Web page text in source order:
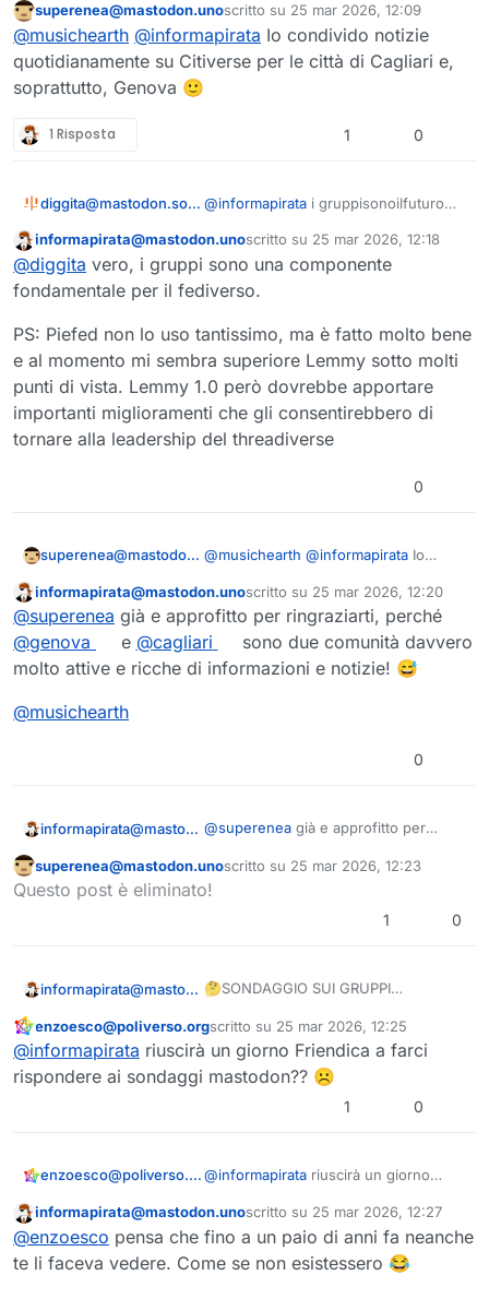
Questo utente è esterno a questo forum
superenea@mastodon.unoscritto su 25 mar 2026, 12:09
ultima modifica di
@musichearth @informapirata Io condivido notizie
quotidianamente su Citiverse per le città di Cagliari e,
soprattutto, Genova 🙂
1 Risposta 1 0
diggita@mastodon.social @informapirata i gruppisonoilfuturo
le istanze italiane di piefed e mbin
anche se oramai lemmy è egemone,
diventato il mastodon dei gruppi.
Questo utente è esterno a questo forum
informapirata@mastodon.unoscritto su 25 mar 2026, 12:18
ultima modifica di
@diggita vero, i gruppi sono una componente
fondamentale per il fediverso.
PS: Piefed non lo uso tantissimo, ma è fatto molto bene
e al momento mi sembra superiore Lemmy sotto molti
punti di vista. Lemmy 1.0 però dovrebbe apportare
importanti miglioramenti che gli consentirebbero di
tornare alla leadership del threadiverse
0
superenea@mastodon.uno @musichearth @informapirata Io
Citiverse per le città di Cagliari e,
soprattutto, Genova 🙂
Questo utente è esterno a questo forum
informapirata@mastodon.unoscritto su 25 mar 2026, 12:20
ultima modifica di
@superenea già e approfitto per ringraziarti, perché
@genova e @cagliari
sono due comunità davvero
molto attive e ricche di informazioni e notizie! 😅
@musichearth
0
informapirata@mastodon.uno @superenea già e approfitto per
@cagliari sono due comunità davvero
molto attive e ricche di informazioni e
@musichearth
Questo utente è esterno a questo forum
superenea@mastodon.unoscritto su 25 mar 2026, 12:23
ultima modifica di
Questo post è eliminato!
1 0
informapirata@mastodon.uno 🤔SONDAGGIO SUI GRUPPI
👥 Lo sai che esistono gruppi tematici
nel#Fediverso?
🌐 Sono i gruppi Activitypub e sono
Friendica
o
chi ha un account#Mastodon!
⁉️ E tu utilizzi i gruppi Activitypub? E su
Questo utente è esterno a questo forum
enzoesco@poliverso.orgscritto su 25 mar 2026, 12:25
ultima modifica di
@informapirata riuscirà un giorno Friendica a farci
rispondere ai sondaggi mastodon?? ☹️
1 0
enzoesco@poliverso.org@informapirata riuscirà un giorno
sondaggi mastodon?? ☹️
Questo utente è esterno a questo forum
informapirata@mastodon.unoscritto su 25 mar 2026, 12:27
ultima modifica di
@enzoesco pensa che fino a un paio di anni fa neanche
te li faceva vedere. Come se non esistessero 😂